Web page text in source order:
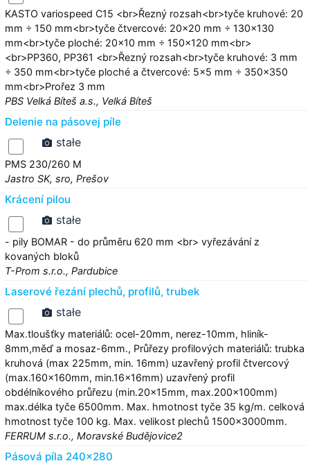
KASTO variospeed C15 <br>Řezný rozsah<br>tyče kruhové: 20
mm ÷ 150 mm<br>tyče čtvercové: 20x20 mm ÷ 130x130
mm<br>tyče ploché: 20x10 mm ÷ 150x120 mm<br>
<br>PP360, PP361 <br>Řezný rozsah<br>tyče kruhové: 3 mm
÷ 350 mm<br>tyče ploché a čtvercové: 5x5 mm ÷ 350x350
mm<br>Prořez 3 mm
PBS Velká Bíteš a.s., Velká Bíteš
Delenie na pásovej píle
stałe
PMS 230/260 M
Jastro SK, sro, Prešov
Krácení pilou
stałe
- pily BOMAR - do průměru 620 mm <br> vyřezávání z
kovaných bloků
T-Prom s.r.o., Pardubice
Laserové řezání plechů, profilů, trubek
stałe
Max.tloušťky materiálů: ocel-20mm, nerez-10mm, hliník-
8mm,měď a mosaz-6mm., Průřezy profilových materiálů: trubka
kruhová (max 225mm, min. 16mm) uzavřený profil čtvercový
(max.160x160mm, min.16x16mm) uzavřený profil
obdélníkového průřezu (min.20x15mm, max.200x100mm)
max.délka tyče 6500mm. Max. hmotnost tyče 35 kg/m. celková
hmotnost tyče 100 kg. Max. velikost plechů 1500x3000mm.
FERRUM s.r.o., Moravské Budějovice2
Pásová píla 240x280